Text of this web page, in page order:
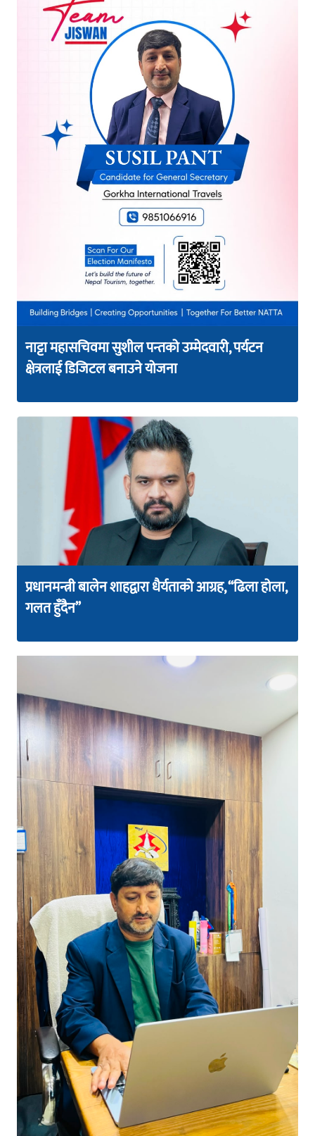
नाट्टा महासचिवमा सुशील पन्तको उम्मेदवारी, पर्यटन
क्षेत्रलाई डिजिटल बनाउने योजना
प्रधानमन्त्री बालेन शाहद्वारा धैर्यताको आग्रह, “ढिला होला,
गलत हुँदैन”